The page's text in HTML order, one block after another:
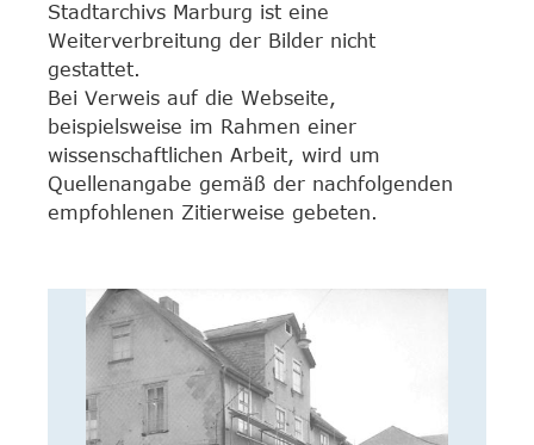
Stadtarchivs Marburg ist eine
Weiterverbreitung der Bilder nicht
gestattet.
Bei Verweis auf die Webseite,
beispielsweise im Rahmen einer
wissenschaftlichen Arbeit, wird um
Quellenangabe gemäß der nachfolgenden
empfohlenen Zitierweise gebeten.